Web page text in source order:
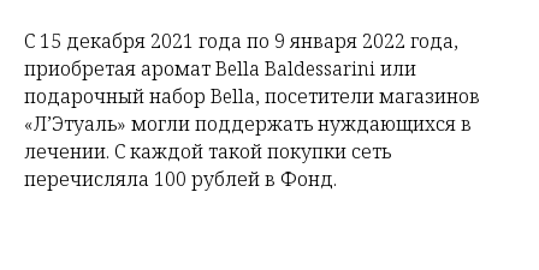
С 15 декабря 2021 года по 9 января 2022 года,
приобретая аромат Bella Baldessarini или
подарочный набор Bella, посетители магазинов
«Л’Этуаль» могли поддержать нуждающихся в
лечении. С каждой такой покупки сеть
перечисляла 100 рублей в Фонд.